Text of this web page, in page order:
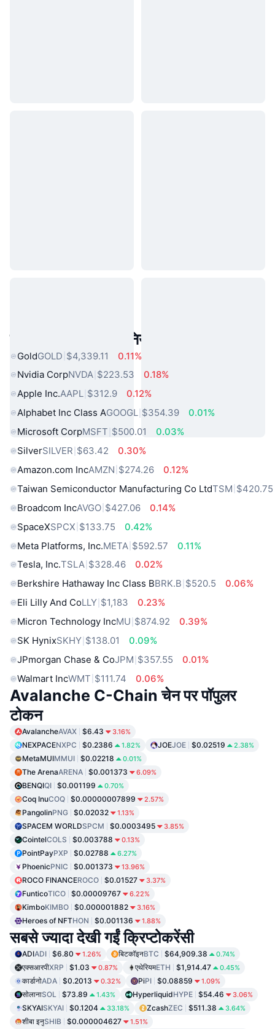
लोकप्रिय वास्तविक दुनिया की संपत्तियां
GoldGOLD $4,339.11
0.11%
Nvidia CorpNVDA $223.53
0.18%
Apple Inc.AAPL $312.9
0.12%
Alphabet Inc Class AGOOGL $354.39
0.01%
Microsoft CorpMSFT $500.01
0.03%
SilverSILVER $63.42
0.30%
Amazon.com IncAMZN $274.26
0.12%
Taiwan Semiconductor Manufacturing Co LtdTSM $420.75
Broadcom IncAVGO $427.06
0.14%
SpaceXSPCX $133.75
0.42%
Meta Platforms, Inc.META $592.57
0.11%
Tesla, Inc.TSLA $328.46
0.02%
Berkshire Hathaway Inc Class BBRK.B $520.5
0.06%
Eli Lilly And CoLLY $1,183
0.23%
Micron Technology IncMU $874.92
0.39%
SK HynixSKHY $138.01
0.09%
JPmorgan Chase & CoJPM $357.55
0.01%
Walmart IncWMT $111.74 0.06%
Avalanche C-Chain चेन पर पॉपुलर
टोकन
AvalancheAVAX $6.43 3.16%
NEXPACENXPC $0.2386 1.82% JOEJOE $0.02519 2.38%
MetaMUIMMUI $0.02218 0.01%
The ArenaARENA $0.001373 6.09%
BENQIQI $0.001199 0.70%
Coq InuCOQ $0.00000007899 2.57%
PangolinPNG $0.02032 1.13%
SPACEM WORLDSPCM $0.0003495 3.85%
CointelCOLS $0.003788 0.13%
PointPayPXP $0.02788 6.27%
PhoenicPNIC $0.001373 13.96%
ROCO FINANCEROCO $0.01527 3.37%
FunticoTICO $0.00009767 6.22%
KimboKIMBO $0.000001882 3.16%
Heroes of NFTHON $0.001136 1.88%
सबसे ज्यादा देखी गईं क्रिप्टोकरेंसी
ADIADI $6.80 1.26% बिटकॉइनBTC $64,909.38 0.74%
एक्सआरपीXRP $1.03 0.87% एथेरियमETH $1,914.47 0.45%
कार्डानोADA $0.2013 0.32% PiPI $0.08859 1.09%
सोलानाSOL $73.89 1.43% HyperliquidHYPE $54.46 3.06%
SKYAISKYAI $0.1204 33.18% ZcashZEC $511.38 3.64%
शीबा इनुSHIB $0.000004627 1.51%